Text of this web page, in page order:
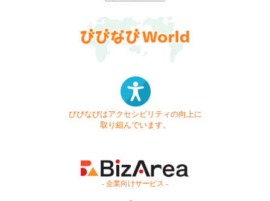
びびなびはアクセシビリティの向上に
取り組んでいます。
- 企業向けサービス -